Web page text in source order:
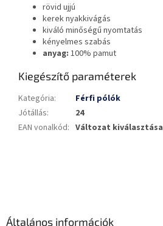
rövid ujjú
kerek nyakkivágás
kiváló minőségű nyomtatás
kényelmes szabás
anyag: 100% pamut
Kiegészítő paraméterek
Kategória:
Férfi pólók
Jótállás:
24
EAN vonalkód: Változat kiválasztása
Általános információk